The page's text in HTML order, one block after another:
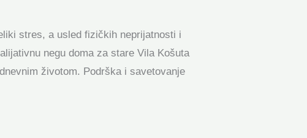
stres, a usled fizičkih neprijatnosti i
negu doma za stare Vila Košuta
životom. Podrška i savetovanje